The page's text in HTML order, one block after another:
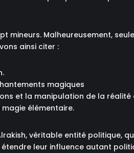
mineurs. Malheureusement,
ainsi citer :
magiques
et la manipulation de la
magie élémentaire.
véritable entité politique,
leur influence autant